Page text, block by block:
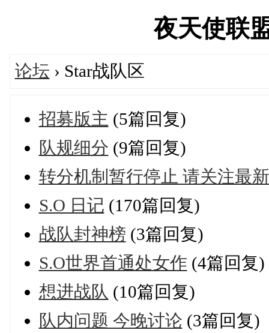
夜天使联
论坛 › Star战队区
招募版主 (5篇回复)
队规细分 (9篇回复)
转分机制暂行停止 请关注最
S.O 日记 (170篇回复)
战队封神榜 (3篇回复)
S.O世界首通处女作 (4篇回复)
想进战队 (10篇回复)
队内问题 今晚讨论 (3篇回复)